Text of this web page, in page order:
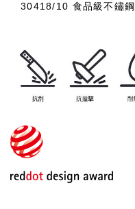
30418/10 食品級不鏽鋼